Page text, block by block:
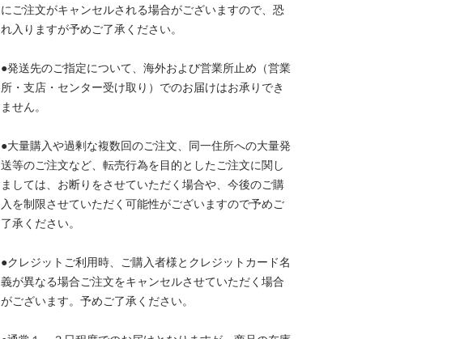
にご注文がキャンセルされる場合がございますので、恐
れ入りますが予めご了承ください。
●発送先のご指定について、海外および営業所止め（営業
所・支店・センター受け取り）でのお届けはお承りでき
ません。
●大量購入や過剰な複数回のご注文、同一住所への大量発
送等のご注文など、転売行為を目的としたご注文に関し
ましては、お断りをさせていただく場合や、今後のご購
入を制限させていただく可能性がございますので予めご
了承ください。
●クレジットご利用時、ご購入者様とクレジットカード名
義が異なる場合ご注文をキャンセルさせていただく場合
がございます。予めご了承ください。